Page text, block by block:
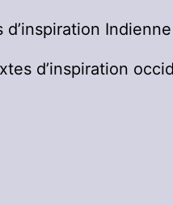
d’inspiration Indienne
d’inspiration